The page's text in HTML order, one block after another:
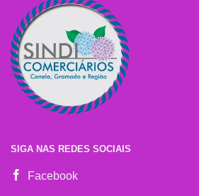
SIGA NAS REDES SOCIAIS
Facebook